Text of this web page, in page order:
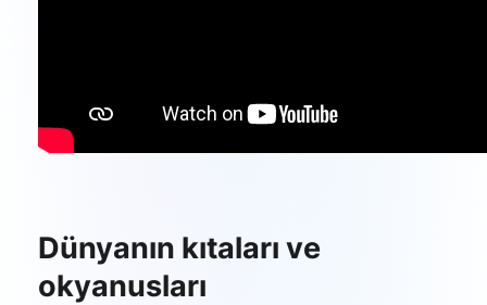
Dünyanın kıtaları ve
okyanusları